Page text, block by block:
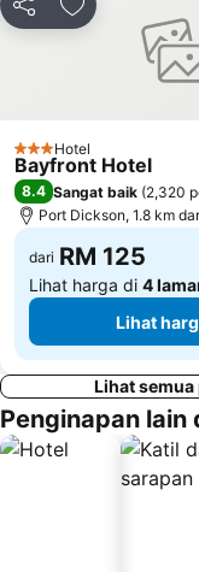
Kongsi Tambah ke
3 Bintang
Hotel
Bayfront Hotel
8.4 Sangat baik (2,320
Port Dickson, 1.8 km
dari RM 125
Lihat harga di 4
Lihat
Lihat
Penginapan lain